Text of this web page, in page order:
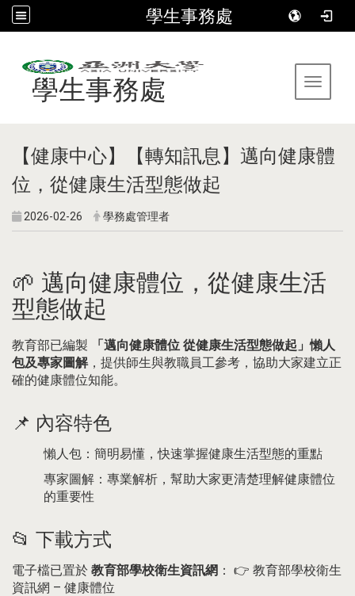
學生事務處
Toggle
學生事務處
【健康中心】【轉知訊息】邁向健康體
位，從健康生活型態做起
2026-02-26 學務處管理者
🌱 邁向健康體位，從健康生活
型態做起
教育部已編製
「邁向健康體位 從健康生活型態做起」懶人
包及專家圖解，提供師生與教職員工參考，協助大家建立正
確的健康體位知能。
📌 內容特色
懶人包：簡明易懂，快速掌握健康生活型態的重點
專家圖解：專業解析，幫助大家更清楚理解健康體位
的重要性
📂 下載方式
電子檔已置於 教育部學校衛生資訊網 ： 👉 教育部學校衛生
資訊網 – 健康體位